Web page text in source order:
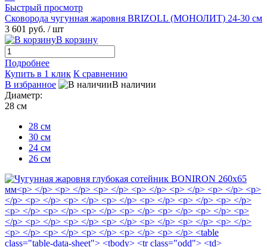
Быстрый просмотр
Сковорода чугунная жаровня BRIZOLL (МОНОЛИТ) 24-30 см
3 601 руб. / шт
В корзину
Подробнее
Купить в 1 клик К сравнению
В избранное
В наличии
Диаметр:
28 см
28 см
30 см
24 см
26 см